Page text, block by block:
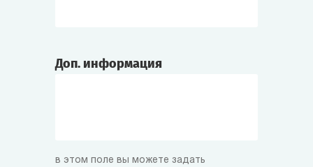
Доп. информация
в этом поле вы можете задать